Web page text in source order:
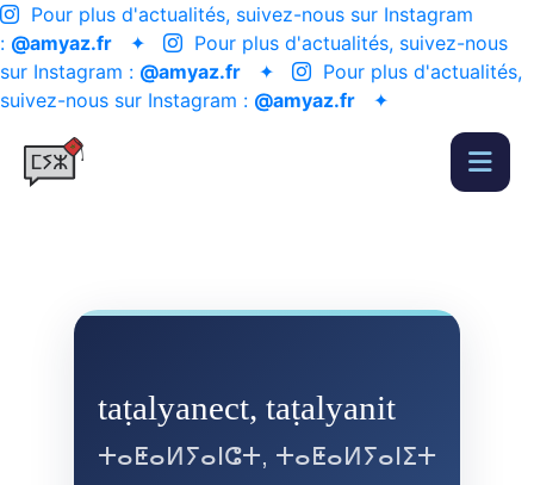
Pour plus d'actualités, suivez-nous sur Instagram
: @amyaz.fr ✦
Pour plus d'actualités, suivez-nous
sur Instagram : @amyaz.fr ✦
Pour plus d'actualités,
suivez-nous sur Instagram : @amyaz.fr ✦
taṭalyanect, taṭalyanit
ⵜⴰⵟⴰⵍⵢⴰⵏⵛⵜ, ⵜⴰⵟⴰⵍⵢⴰⵏⵉⵜ